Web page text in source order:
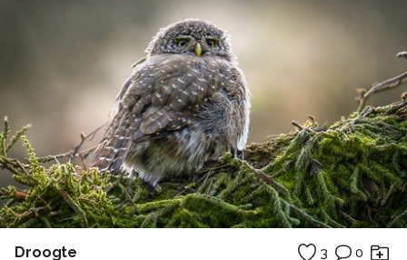
Droogte 3 0